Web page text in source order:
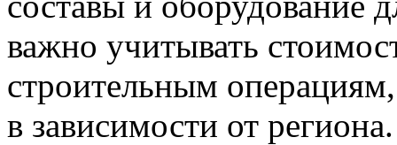
важно учитывать
строительным
в зависимости от региона.